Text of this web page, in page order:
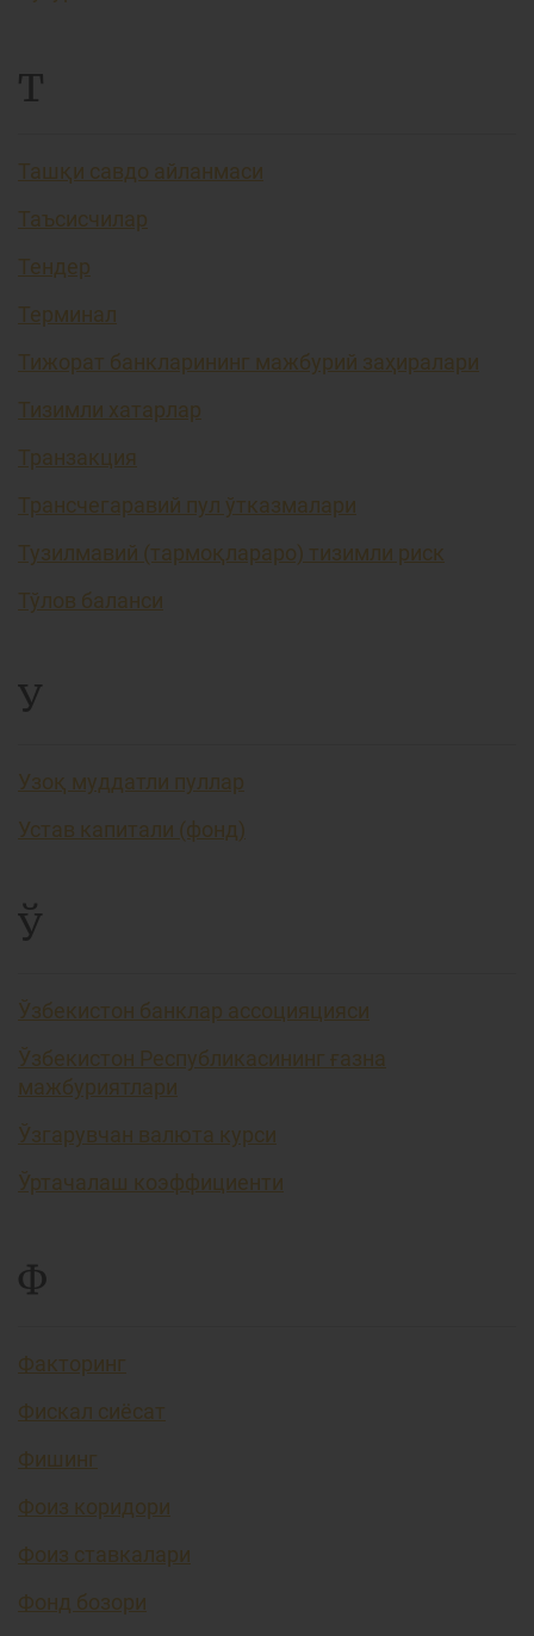
Т
Ташқи савдо айланмаси
Таъсисчилар
Тендер
Терминал
Тижорат банкларининг мажбурий заҳиралари
Тизимли хатарлар
Транзакция
Трансчегаравий пул ўтказмалари
Тузилмавий (тармоқлараро) тизимли риск
Тўлов баланси
У
Узоқ муддатли пуллар
Устав капитали (фонд)
Ў
Ўзбекистон банклар ассоцияцияси
Ўзбекистон Республикасининг ғазна
мажбуриятлари
Ўзгарувчан валюта курси
Ўртачалаш коэффициенти
Ф
Факторинг
Фискал сиёсат
Фишинг
Фоиз коридори
Фоиз ставкалари
Фонд бозори